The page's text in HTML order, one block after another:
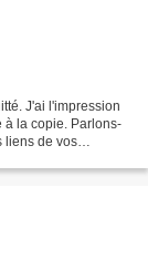
J'ai l'impression
à la copie. Parlons-
liens de vos